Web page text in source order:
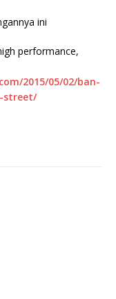
ini
performance,
2015/05/02/ban-
street/